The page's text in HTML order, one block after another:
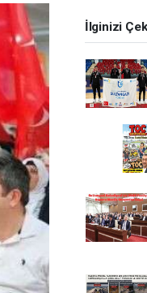
İlginizi